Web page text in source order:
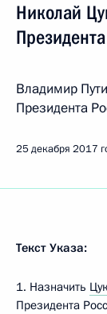
Николай
Президента
Владимир
Президента
25 декабря 2017
Текст Указа:
1. Назначить
Президента